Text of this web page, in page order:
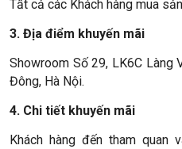
Tất cả các Khách hàng mua
3. Địa điểm khuyến mãi
Showroom Số 29, LK6C Làng
Đông, Hà Nội.
4. Chi tiết khuyến mãi
Khách hàng đến tham quan